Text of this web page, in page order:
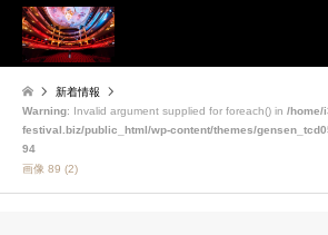
新着情報
Warning: Invalid argument supplied for foreach() in /home/
festival.biz/public_html/wp-content/themes/
94
画像 89 (2)